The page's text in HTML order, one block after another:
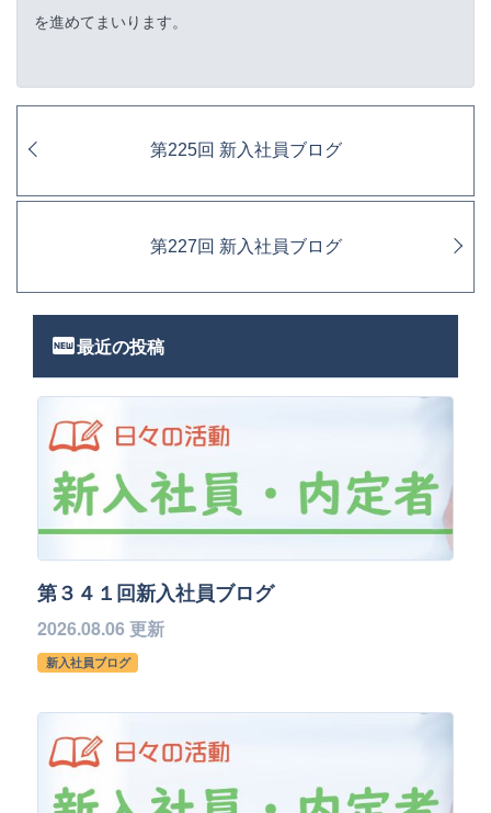
を進めてまいります。
第225回 新入社員ブログ
第227回 新入社員ブログ
fiber_new最近の投稿
第３４１回新入社員ブログ
2026.08.06 更新
新入社員ブログ